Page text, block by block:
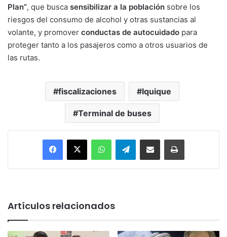
Plan”, que busca sensibilizar a la población sobre los
riesgos del consumo de alcohol y otras sustancias al
volante, y promover conductas de autocuidado para
proteger tanto a los pasajeros como a otros usuarios de
las rutas.
fiscalizaciones Iquique
Terminal de buses
Facebook
X WhatsAppTelegramEnviar vía email Imprimir
Artículos relacionados